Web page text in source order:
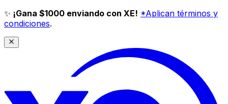
✨ ¡Gana $1000 enviando con XE! *Aplican términos y
condiciones.